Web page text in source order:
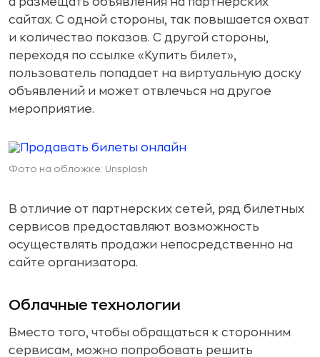
сайтах. С одной стороны, так повышается охват
и количество показов. С другой стороны,
переходя по ссылке «Купить билет»,
пользователь попадает на виртуальную доску
объявлений и может отвлечься на другое
мероприятие.
Фото на обложке: Unsplash
В отличие от партнерских сетей, ряд билетных
сервисов предоставляют возможность
осуществлять продажи непосредственно на
сайте организатора.
Облачные технологии
Вместо того, чтобы обращаться к сторонним
сервисам, можно попробовать решить